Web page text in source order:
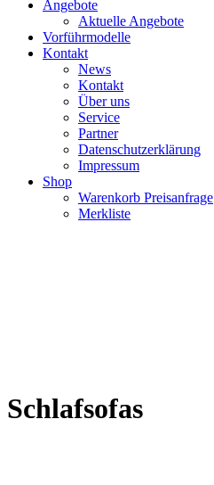
Angebote
Aktuelle Angebote
Vorführmodelle
Kontakt
News
Kontakt
Über uns
Service
Partner
Datenschutzerklärung
Impressum
Shop
Warenkorb Preisanfrage
Merkliste
Schlafsofas